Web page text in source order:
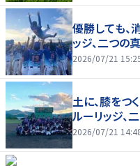
優勝しても、
ッジ、二つの
2026/07/21
土に、膝をつ
ルーリッジ、
2026/07/21